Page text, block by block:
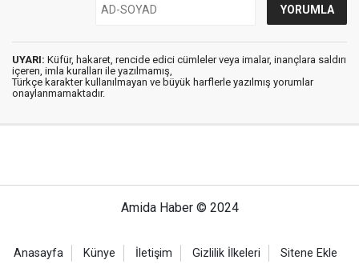
UYARI: Küfür, hakaret, rencide edici cümleler veya imalar, inançlara saldırı
içeren, imla kuralları ile yazılmamış,
Türkçe karakter kullanılmayan ve büyük harflerle yazılmış yorumlar
onaylanmamaktadır.
Amida Haber © 2024
Anasayfa Künye İletişim Gizlilik İlkeleri Sitene Ekle